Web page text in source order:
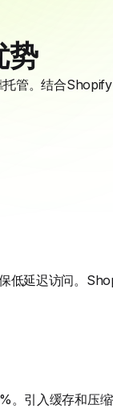
势
管。结合
低延迟访问。
引入缓存和压缩